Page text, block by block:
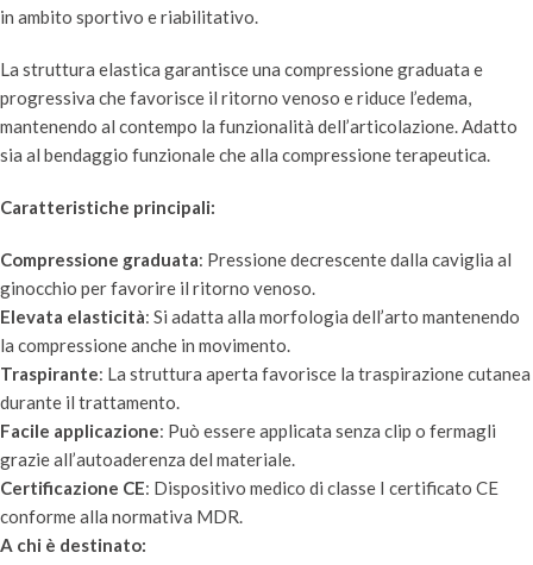
in ambito sportivo e riabilitativo.
La struttura elastica garantisce una compressione graduata e
progressiva che favorisce il ritorno venoso e riduce l’edema,
mantenendo al contempo la funzionalità dell’articolazione. Adatto
sia al bendaggio funzionale che alla compressione terapeutica.
Caratteristiche principali:
Compressione graduata: Pressione decrescente dalla caviglia al
ginocchio per favorire il ritorno venoso.
Elevata elasticità: Si adatta alla morfologia dell’arto mantenendo
la compressione anche in movimento.
Traspirante: La struttura aperta favorisce la traspirazione cutanea
durante il trattamento.
Facile applicazione: Può essere applicata senza clip o fermagli
grazie all’autoaderenza del materiale.
Certificazione CE: Dispositivo medico di classe I certificato CE
conforme alla normativa MDR.
A chi è destinato: